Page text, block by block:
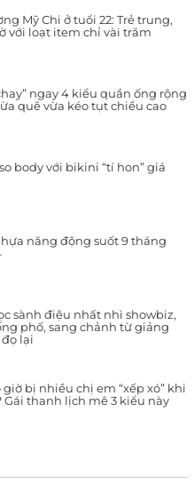
Mỹ Chi ở tuổi 22: Trẻ trung,
với loạt item chỉ vài trăm
ngay 4 kiểu quần ống rộng
quê vừa kéo tụt chiều cao
body với bikini “tí hon” giá
năng động suốt 9 tháng
sành điệu nhất nhì showbiz,
phố, sang chảnh từ giảng
lại
bị nhiều chị em “xếp xó” khi
Gái thanh lịch mê 3 kiểu này